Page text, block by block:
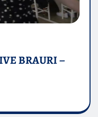
BRAURI –